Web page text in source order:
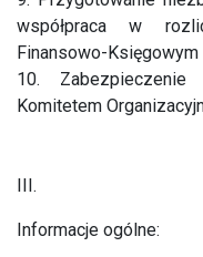
współpraca w
Finansowo-Księgowym
10.
Komitetem
III.
Informacje ogólne: